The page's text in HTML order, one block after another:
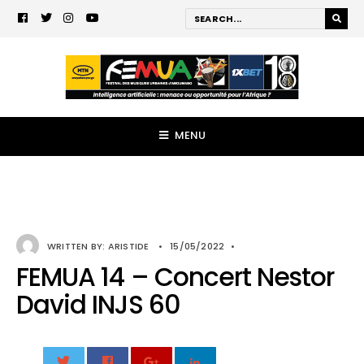
MENU
WRITTEN BY: ARISTIDE • 15/05/2022 •
FEMUA 14 – Concert Nestor
David INJS 60